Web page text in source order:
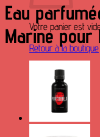
Votre panier est
Retour à la boutique
Eau
Marine pour